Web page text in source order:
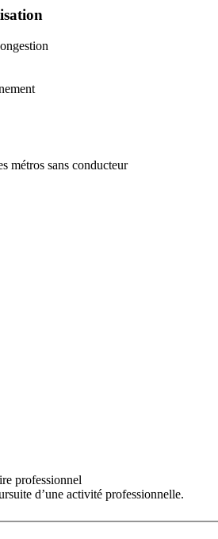
: système européen et systèmes pour les métros sans conducteur
professionnel
d’une activité professionnelle.